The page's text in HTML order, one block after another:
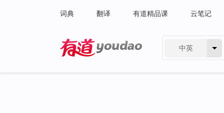
词典 翻译 有道精品课 云笔记
中英